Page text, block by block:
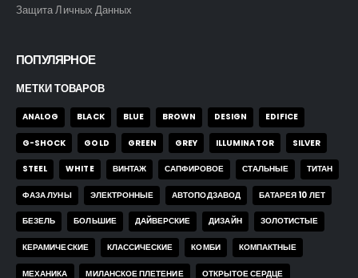
Защита Личных Данных
ПОПУЛЯРНОЕ
МЕТКИ ТОВАРОВ
ANALOG BLACK BLUE BROWN DESIGN EDIFICE
G-SHOCK GOLD GREEN GREY ILLUMINATOR SILVER
STEEL WHITE ВИНТАЖ САПФИРОВОЕ СТАЛЬНЫЕ ТИТАН
ФАЗА ЛУНЫ ЭЛЕКТРОННЫЕ АВТОПОДЗАВОД БАТАРЕЯ 10 ЛЕТ
БЕЗЕЛЬ БОЛЬШИЕ ДАЙВЕРСКИЕ ДИЗАЙН ЗОЛОТИСТЫЕ
КЕРАМИЧЕСКИЕ КЛАССИЧЕСКИЕ КОМБИ КОМПАКТНЫЕ
МЕХАНИКА МИЛАНСКОЕ ПЛЕТЕНИЕ ОТКРЫТОЕ СЕРДЦЕ